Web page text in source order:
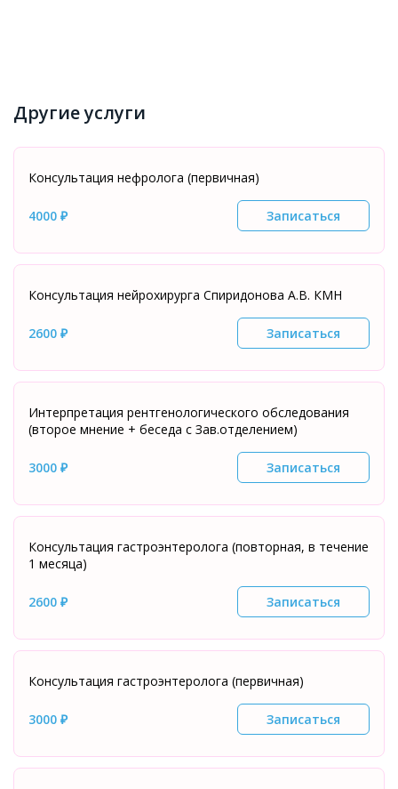
Другие услуги
Консультация нефролога (первичная)
4000 ₽ Записаться
Консультация нейрохирурга Спиридонова А.В. КМН
2600 ₽ Записаться
Интерпретация рентгенологического обследования
(второе мнение + беседа с Зав.отделением)
3000 ₽ Записаться
Консультация гастроэнтеролога (повторная, в течение
1 месяца)
2600 ₽ Записаться
Консультация гастроэнтеролога (первичная)
3000 ₽ Записаться